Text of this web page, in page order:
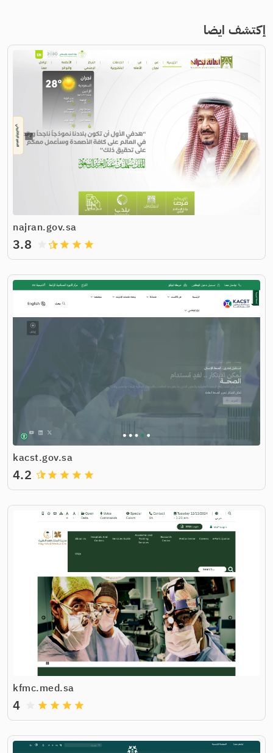
إكتشف ايضا
najran.gov.sa
grade
grade
grade
3.8
kacst.gov.sa
grade
grade
grade
grade
4.2
kfmc.med.sa
grade
grade
grade
grade
4